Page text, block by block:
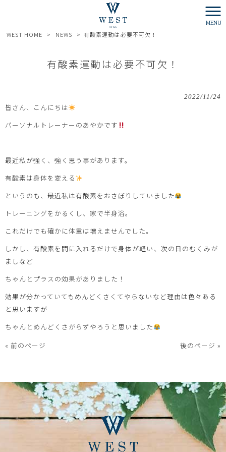
MENU
WEST HOME > NEWS > 有酸素運動は必要不可欠！
有酸素運動は必要不可欠！
2022/11/24
皆さん、こんにちは
パーソナルトレーナーのあやかです
最近私が強く、強く思う事があります。
有酸素は身体を変える
というのも、最近私は有酸素をおさぼりしていました
トレーニングをかるくし、家で半身浴。
これだけでも確かに体重は増えませんでした。
しかし、有酸素を間に入れるだけで身体が軽い、次の日のむくみが
ましなど
ちゃんとプラスの効果がありました！
効果が分かっていてもめんどくさくてやらないなど理由は色々ある
と思いますが
ちゃんとめんどくさがらずやろうと思いました
« 前のページ
後のページ »